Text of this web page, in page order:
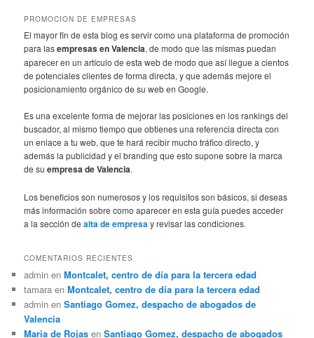
PROMOCION DE EMPRESAS
El mayor fin de esta blog es servir como una plataforma de promoción
para lasempresas en Valencia, de modo que las mismas puedan
aparecer en un artículo de esta web de modo que así llegue a cientos
de potenciales clientes de forma directa, y que además mejore el
posicionamiento orgánico de su web en Google.
Es una excelente forma de mejorar las posiciones en los rankings del
buscador, al mismo tiempo que obtienes una referencia directa con
un enlace a tu web, que te hará recibir mucho tráfico directo, y
además la publicidad y el branding que esto supone sobre la marca
de suempresa de Valencia.
Los beneficios son numerosos y los requisitos son básicos, si deseas
más información sobre como aparecer en esta guía puedes acceder
a la sección dealta de empresay revisar las condiciones.
COMENTARIOS RECIENTES
admin enMontcalet, centro de día para la tercera edad
tamara enMontcalet, centro de día para la tercera edad
admin enSantiago Gomez, despacho de abogados de
Valencia
Maria de Rojas enSantiago Gomez, despacho de abogados